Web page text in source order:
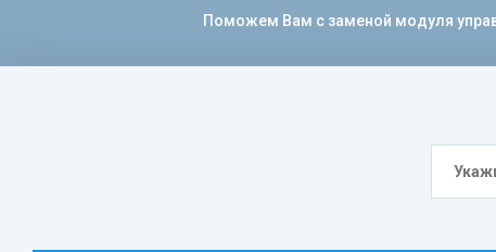
Поможем Вам с заменой модуля